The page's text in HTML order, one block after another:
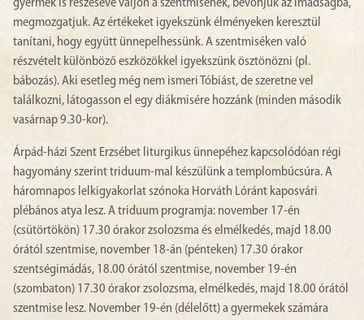
gyermek is részesévé váljon a szentmisének, bevonjuk az imádságba,
megmozgatjuk. Az értékeket igyekszünk élményeken keresztül
tanítani, hogy együtt ünnepelhessünk. A szentmiséken való
részvételt különböző eszközökkel igyekszünk ösztönözni (pl.
bábozás). Aki esetleg még nem ismeri Tóbiást, de szeretne vel
találkozni, látogasson el egy diákmisére hozzánk (minden második
vasárnap 9.30-kor).
Árpád-házi Szent Erzsébet liturgikus ünnepéhez kapcsolódóan régi
hagyomány szerint triduum-mal készülünk a templombúcsúra. A
háromnapos lelkigyakorlat szónoka Horváth Lóránt kaposvári
plébános atya lesz. A triduum programja: november 17-én
(csütörtökön) 17.30 órakor zsolozsma és elmélkedés, majd 18.00
órától szentmise, november 18-án (pénteken) 17.30 órakor
szentségimádás, 18.00 órától szentmise, november 19-én
(szombaton) 17.30 órakor zsolozsma, elmélkedés, majd 18.00 órától
szentmise lesz. November 19-én (délelőtt) a gyermekek számára